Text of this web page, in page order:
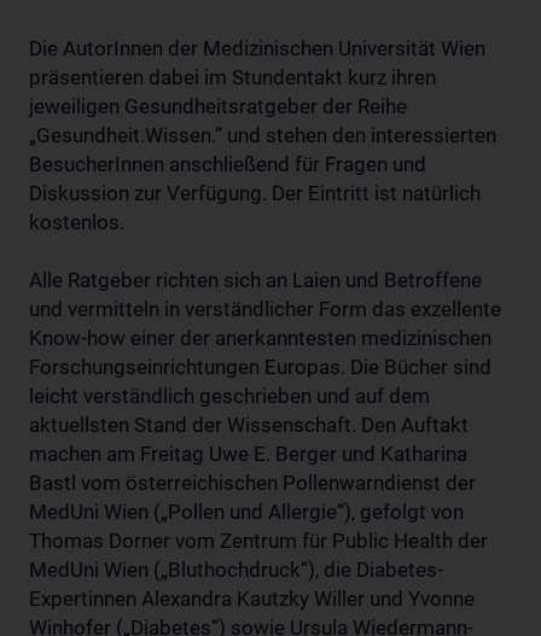
Die AutorInnen der Medizinischen Universität Wien
präsentieren dabei im Stundentakt kurz ihren
jeweiligen Gesundheitsratgeber der Reihe
„Gesundheit.Wissen.“ und stehen den interessierten
BesucherInnen anschließend für Fragen und
Diskussion zur Verfügung. Der Eintritt ist natürlich
kostenlos.
Alle Ratgeber richten sich an Laien und Betroffene
und vermitteln in verständlicher Form das exzellente
Know-how einer der anerkanntesten medizinischen
Forschungseinrichtungen Europas. Die Bücher sind
leicht verständlich geschrieben und auf dem
aktuellsten Stand der Wissenschaft. Den Auftakt
machen am Freitag Uwe E. Berger und Katharina
Bastl vom österreichischen Pollenwarndienst der
MedUni Wien („Pollen und Allergie“), gefolgt von
Thomas Dorner vom Zentrum für Public Health der
MedUni Wien („Bluthochdruck“), die Diabetes-
Expertinnen Alexandra Kautzky Willer und Yvonne
Winhofer („Diabetes“) sowie Ursula Wiedermann-